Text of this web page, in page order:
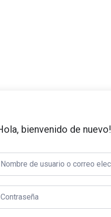
bienvenido de nuevo!